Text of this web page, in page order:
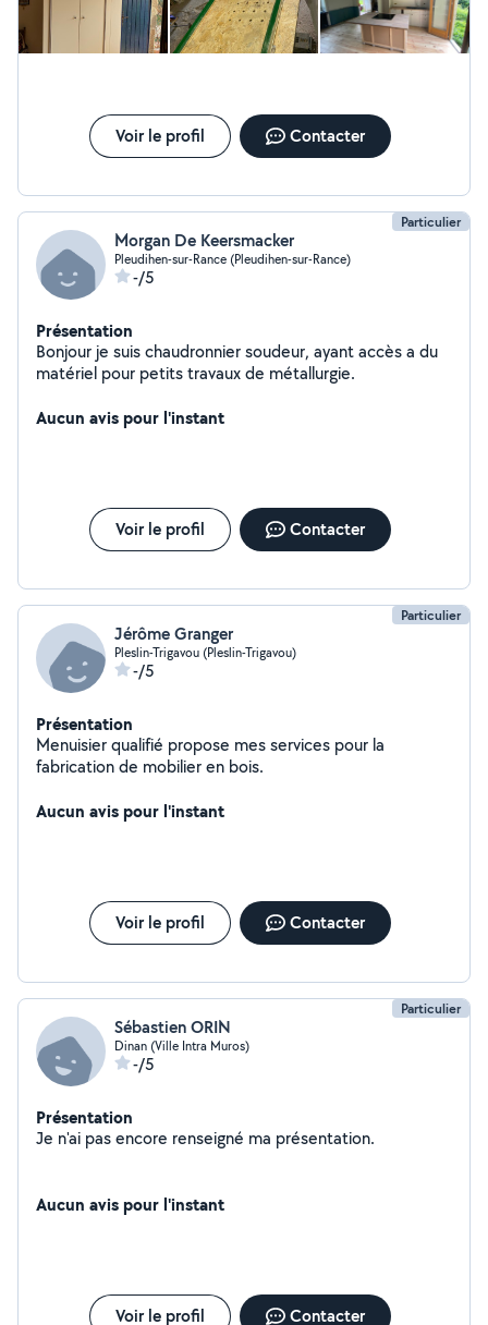
Voir le profil Contacter
Particulier
Morgan De Keersmacker
Pleudihen-sur-Rance (Pleudihen-sur-Rance)
-/5
Présentation
Bonjour je suis chaudronnier soudeur, ayant accès a du
matériel pour petits travaux de métallurgie.
Aucun avis pour l'instant
Voir le profil Contacter
Particulier
Jérôme Granger
Pleslin-Trigavou (Pleslin-Trigavou)
-/5
Présentation
Menuisier qualifié propose mes services pour la
fabrication de mobilier en bois.
Aucun avis pour l'instant
Voir le profil Contacter
Particulier
Sébastien ORIN
Dinan (Ville Intra Muros)
-/5
Présentation
Je n'ai pas encore renseigné ma présentation.
Aucun avis pour l'instant
Voir le profil Contacter